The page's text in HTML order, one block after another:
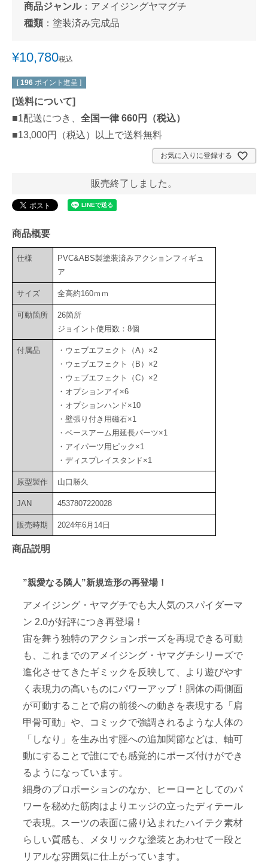
商品ジャンル： アメイジングヤマグチ
種類 ： 塗装済み完成品
¥10,780税込
[ 196 ポイント進呈 ]
[送料について]
■1配送につき、 全国一律 660円（税込）
■13,000円（税込）以上で送料無料
お気に入りに登録する
販売終了しました。
商品概要
仕様
PVC&ABS製塗装済みアクションフィギュ
ア
サイズ 全高約160ｍｍ
可動箇所
26箇所
ジョイント使用数：8個
付属品
・ウェブエフェクト（A）×2
・ウェブエフェクト（B）×2
・ウェブエフェクト（C）×2
・オプションアイ×6
・オプションハンド×10
・壁張り付き用磁石×1
・ベースアーム用延長パーツ×1
・アイパーツ用ピック×1
・ディスプレイスタンド×1
原型製作 山口勝久
JAN 4537807220028
販売時期 2024年6月14日
商品説明
”親愛なる隣人”新規造形の再登場！
アメイジング・ヤマグチでも大人気のスパイダーマ
ン 2.0が好評につき再登場！
宙を舞う独特のアクションポーズを再現できる可動
も、これまでのアメイジング・ヤマグチシリーズで
進化させてきたギミックを反映して、より遊びやす
く表現力の高いものにパワーアップ！胴体の両側面
が可動することで肩の前後への動きを表現する「肩
甲骨可動」や、コミックで強調されるような人体の
「しなり」を生み出す脛への追加関節などは、軸可
動にすることで誰にでも感覚的にポーズ付けができ
るようになっています。
細身のプロポーションのなか、ヒーローとしてのパ
ワーを秘めた筋肉はよりエッジの立ったディテール
で表現。スーツの表面に盛り込まれたハイテク素材
らしい質感も、メタリックな塗装とあわせて一段と
リアルな雰囲気に仕上がっています。